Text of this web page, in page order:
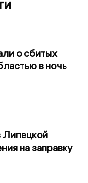
о сбитых
в ночь
Липецкой
на заправку